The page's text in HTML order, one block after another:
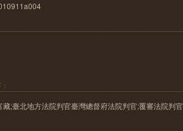
藏;臺北地方法院判官臺灣總督府法院判官;覆審法院判官